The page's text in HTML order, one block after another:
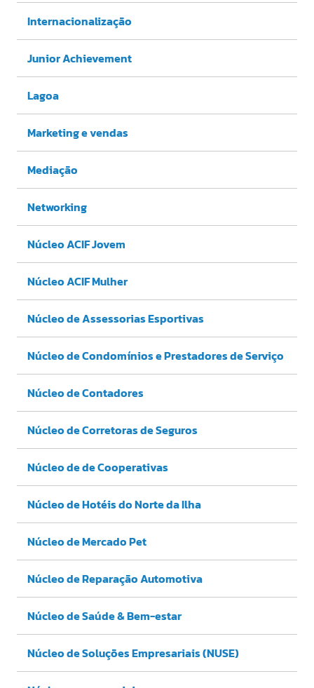
Internacionalização
Junior Achievement
Lagoa
Marketing e vendas
Mediação
Networking
Núcleo ACIF Jovem
Núcleo ACIF Mulher
Núcleo de Assessorias Esportivas
Núcleo de Condomínios e Prestadores de Serviço
Núcleo de Contadores
Núcleo de Corretoras de Seguros
Núcleo de de Cooperativas
Núcleo de Hotéis do Norte da Ilha
Núcleo de Mercado Pet
Núcleo de Reparação Automotiva
Núcleo de Saúde & Bem-estar
Núcleo de Soluções Empresariais (NUSE)